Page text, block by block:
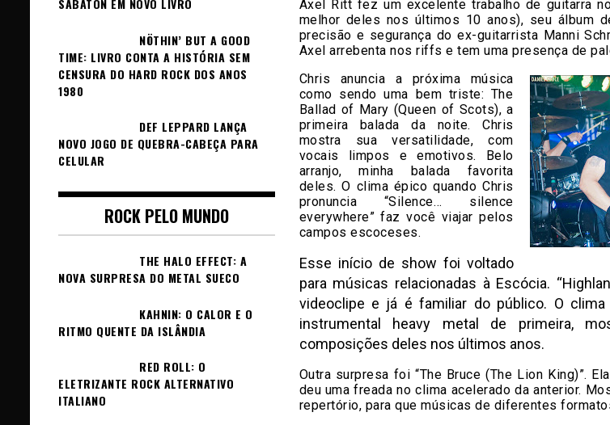
Axel Ritt fez um excelente trabalho de guitarra
melhor deles nos últimos 10 anos), seu álbum
precisão e segurança do ex-guitarrista Manni
Axel arrebenta nos riffs e tem uma presença de
Chris anuncia a próxima música
como sendo uma bem triste: The
Ballad of Mary (Queen of Scots), a
primeira balada da noite. Chris
mostra sua versatilidade, com
vocais limpos e emotivos. Belo
arranjo, minha balada favorita
deles. O clima épico quando Chris
pronuncia “Silence… silence
everywhere” faz você viajar pelos
campos escoceses.
Esse início de show foi voltado
para músicas relacionadas à Escócia.
videoclipe e já é familiar do público. O
instrumental heavy metal de primeira,
composições deles nos últimos anos.
Outra surpresa foi “The Bruce (The Lion King)”.
deu uma freada no clima acelerado da anterior.
repertório, para que músicas de diferentes
SABATON EM NOVO LIVRO
NÖTHIN’ BUT A GOOD
TIME: LIVRO CONTA A HISTÓRIA SEM
CENSURA DO HARD ROCK DOS ANOS
1980
DEF LEPPARD LANÇA
NOVO JOGO DE QUEBRA-CABEÇA PARA
CELULAR
ROCK PELO MUNDO
THE HALO EFFECT: A
NOVA SURPRESA DO METAL SUECO
KAHNIN: O CALOR E O
RITMO QUENTE DA ISLÂNDIA
RED ROLL: O
ELETRIZANTE ROCK ALTERNATIVO
ITALIANO